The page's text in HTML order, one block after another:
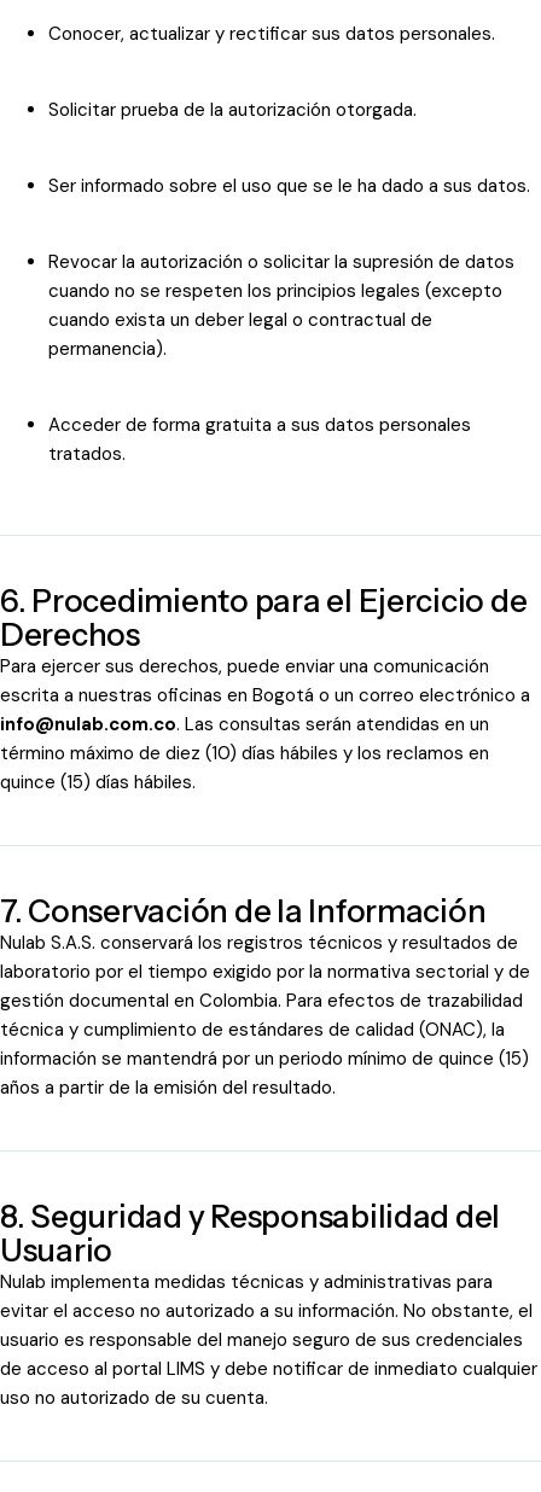
Conocer, actualizar y rectificar sus datos personales.
Solicitar prueba de la autorización otorgada.
Ser informado sobre el uso que se le ha dado a sus datos.
Revocar la autorización o solicitar la supresión de datos
cuando no se respeten los principios legales (excepto
cuando exista un deber legal o contractual de
permanencia).
Acceder de forma gratuita a sus datos personales
tratados.
6. Procedimiento para el Ejercicio de
Derechos
Para ejercer sus derechos, puede enviar una comunicación
escrita a nuestras oficinas en Bogotá o un correo electrónico a
info@nulab.com.co. Las consultas serán atendidas en un
término máximo de diez (10) días hábiles y los reclamos en
quince (15) días hábiles.
7. Conservación de la Información
Nulab S.A.S. conservará los registros técnicos y resultados de
laboratorio por el tiempo exigido por la normativa sectorial y de
gestión documental en Colombia. Para efectos de trazabilidad
técnica y cumplimiento de estándares de calidad (ONAC), la
información se mantendrá por un periodo mínimo de quince (15)
años a partir de la emisión del resultado.
8. Seguridad y Responsabilidad del
Usuario
Nulab implementa medidas técnicas y administrativas para
evitar el acceso no autorizado a su información. No obstante, el
usuario es responsable del manejo seguro de sus credenciales
de acceso al portal LIMS y debe notificar de inmediato cualquier
uso no autorizado de su cuenta.